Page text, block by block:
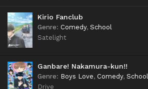
Kirio Fanclub
Genre: Comedy, School
Satelight
Ganbare! Nakamura-kun!!
Genre: Boys Love, Comedy, School
Drive